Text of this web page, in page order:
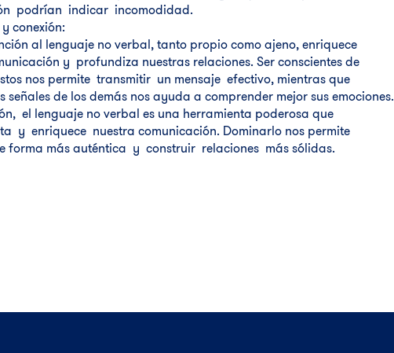
podrían indicar incomodidad.
conexión:
al lenguaje no verbal, tanto propio como ajeno, enriquece
y profundiza nuestras relaciones. Ser conscientes de
nos permite transmitir un mensaje efectivo, mientras que
señales de los demás nos ayuda a comprender mejor sus emociones.
el lenguaje no verbal es una herramienta poderosa que
y enriquece nuestra comunicación. Dominarlo nos permite
forma más auténtica y construir relaciones más sólidas.